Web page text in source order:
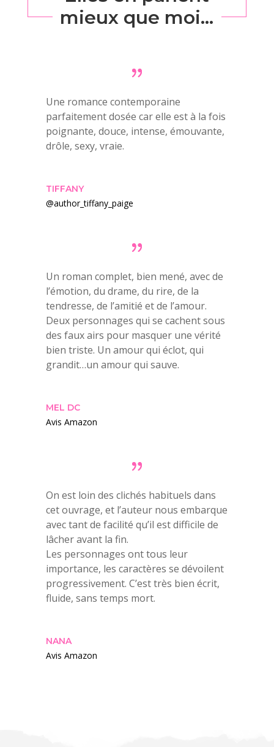
mieux que moi…
Une romance contemporaine
parfaitement dosée car elle est à la fois
poignante, douce, intense, émouvante,
drôle, sexy, vraie.
TIFFANY
@author_tiffany_paige
Un roman complet, bien mené, avec de
l’émotion, du drame, du rire, de la
tendresse, de l’amitié et de l’amour.
Deux personnages qui se cachent sous
des faux airs pour masquer une vérité
bien triste. Un amour qui éclot, qui
grandit…un amour qui sauve.
MEL DC
Avis Amazon
On est loin des clichés habituels dans
cet ouvrage, et l’auteur nous embarque
avec tant de facilité qu’il est difficile de
lâcher avant la fin.
Les personnages ont tous leur
importance, les caractères se dévoilent
progressivement. C’est très bien écrit,
fluide, sans temps mort.
NANA
Avis Amazon